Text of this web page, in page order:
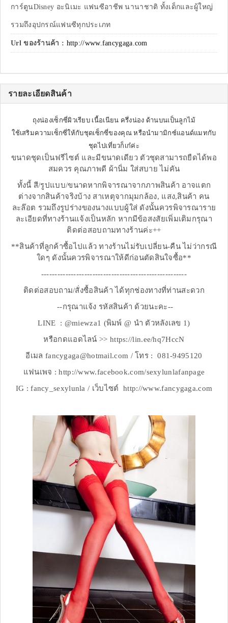
การ์ตูนDisney อะนิเมะ แฟนซีอาชีพ นานาชาติ ทั้งเด็กและผู้ใหญ่
รวมถึงอุปกรณ์แฟนซีทุกประเภท
Url ของร้านค้า : http://www.fancygaga.com
รายละเอียดสินค้า
ถุงน่องเซ็กซี่ผิวเรียบ เนื้อเนียน ครึ่งน่อง ด้านบนเป็นลูกไม้
ใช้เสริมความเซ็กซี่ให้กับชุดเซ็กซี่ของคุณ หรือนำมามิกซ์แอนด์แมทกับ
ชุดไปเที่ยวก็เก๋ค่ะ
ขนาดชุดเป็นฟรีไซต์ และมีขนาดเดียว ตัวชุดสามารถยืดได้พอ
สมควร คุณภาพดี ผ้านิ่ม ใส่สบาย ไม่คัน
ทั้งนี้ สี/รูปแบบ/ขนาดหากพิจารณาจากภาพสินค้า อาจแตก
ต่างจากสินค้าจริงบ้าง สาเหตุจากมุมกล้อง, แสง,สินค้า คน
ละล๊อต รวมถึงรูปร่างของนางแบบผู้ใส่ ดังนั้นควรพิจารณาราย
ละเอียดที่ทางร้านแจ้งเป็นหลัก หากมีข้อสงสัยเพิ่มเติมกรุณา
ติดต่อสอบถามทางร้านค่ะ++
**สินค้าที่ลูกค้าซื้อไปแล้ว ทางร้านไม่รับเปลี่ยน-คืน ไม่ว่ากรณี
ใดๆ ดังนั้นควรพิจารณาให้ดีก่อนตัดสินใจซื้อ**
------------------------------------------------------
ติดต่อสอบถาม/สั่งซื้อสินค้า ได้ทุกช่องทางที่ท่านสะดวก
--กรุณาแจ้ง รหัสสินค้า ด้วยนะคะ--
LINE : @miewza1 (พิมพ์ @ นำ ตัวหลังเลข 1)
หรือกดแอดไลน์ >> https://lin.ee/hq7HccN
อีเมล fancygaga@hotmail.com / โทร : 081-9495120
แฟนเพจ : http://www.facebook.com/sexylunlafanpage
IG : fancy_sexylunla / เว็บไซต์ http://www.fancygaga.com